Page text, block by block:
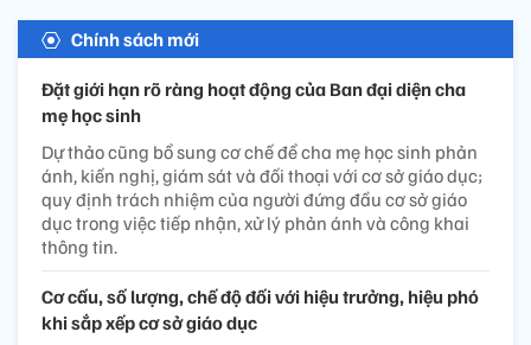
Chính sách mới
Đặt giới hạn rõ ràng hoạt động của Ban đại diện cha
mẹ học sinh
Dự thảo cũng bổ sung cơ chế để cha mẹ học sinh phản
ánh, kiến nghị, giám sát và đối thoại với cơ sở giáo dục;
quy định trách nhiệm của người đứng đầu cơ sở giáo
dục trong việc tiếp nhận, xử lý phản ánh và công khai
thông tin.
Cơ cấu, số lượng, chế độ đối với hiệu trưởng, hiệu phó
khi sắp xếp cơ sở giáo dục